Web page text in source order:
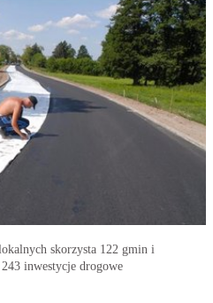
skorzysta 122 gmin i
inwestycje drogowe